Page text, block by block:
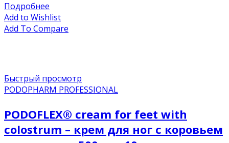
Подробнее
Add to Wishlist
Add To Compare
Быстрый просмотр
PODOPHARM PROFESSIONAL
PODOFLEX® сream for feet with
colostrum – крем для ног с коровьем